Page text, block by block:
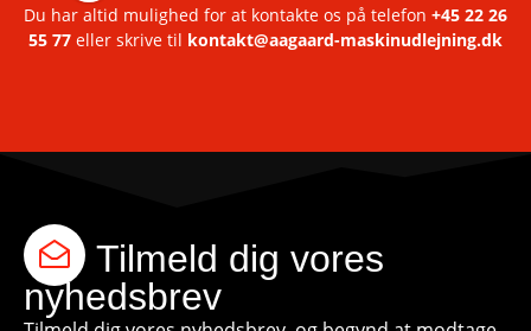
Du har altid mulighed for at kontakte os på telefon +45 22 26
55 77 eller skrive til kontakt@aagaard-maskinudlejning.dk
Tilmeld dig vores
nyhedsbrev